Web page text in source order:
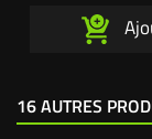
16 AUTRES